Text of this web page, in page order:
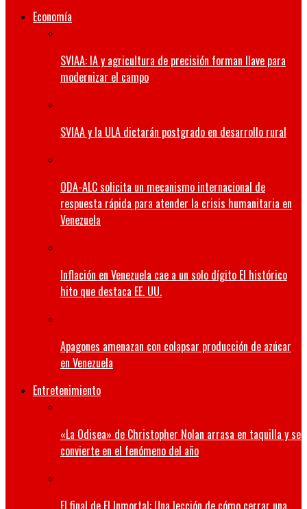
Economía
SVIAA: IA y agricultura de precisión forman llave para
modernizar el campo
SVIAA y la ULA dictarán postgrado en desarrollo rural
ODA-ALC solicita un mecanismo internacional de
respuesta rápida para atender la crisis humanitaria en
Venezuela
Inflación en Venezuela cae a un solo dígito El histórico
hito que destaca EE. UU.
Apagones amenazan con colapsar producción de azúcar
en Venezuela
Entretenimiento
«La Odisea» de Christopher Nolan arrasa en taquilla y se
convierte en el fenómeno del año